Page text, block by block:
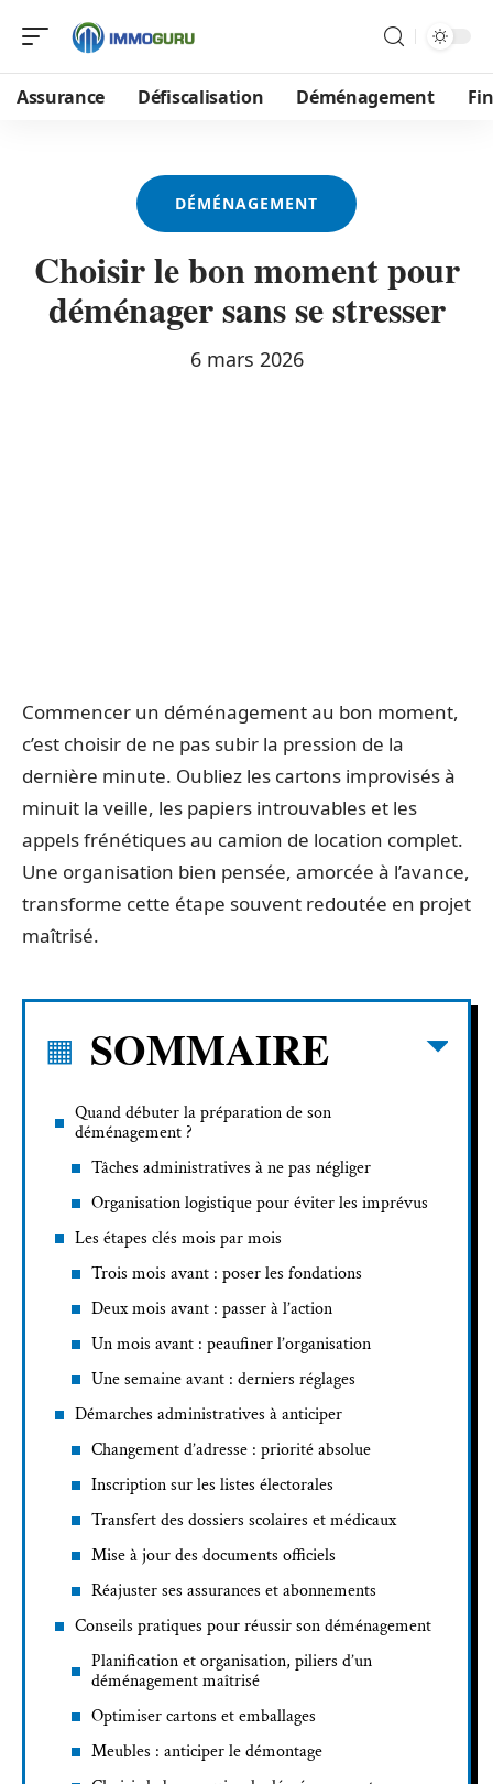
Assurance Défiscalisation Déménagement
DÉMÉNAGEMENT
Choisir le bon moment pour
déménager sans se stresser
6 mars 2026
Commencer un déménagement au bon moment,
c’est choisir de ne pas subir la pression de la
dernière minute. Oubliez les cartons improvisés à
minuit la veille, les papiers introuvables et les
appels frénétiques au camion de location complet.
Une organisation bien pensée, amorcée à l’avance,
transforme cette étape souvent redoutée en projet
maîtrisé.
SOMMAIRE
Quand débuter la préparation de son
déménagement ?
Tâches administratives à ne pas négliger
Organisation logistique pour éviter les imprévus
Les étapes clés mois par mois
Trois mois avant : poser les fondations
Deux mois avant : passer à l’action
Un mois avant : peaufiner l’organisation
Une semaine avant : derniers réglages
Démarches administratives à anticiper
Changement d’adresse : priorité absolue
Inscription sur les listes électorales
Transfert des dossiers scolaires et médicaux
Mise à jour des documents officiels
Réajuster ses assurances et abonnements
Conseils pratiques pour réussir son déménagement
Planification et organisation, piliers d’un
déménagement maîtrisé
Optimiser cartons et emballages
Meubles : anticiper le démontage